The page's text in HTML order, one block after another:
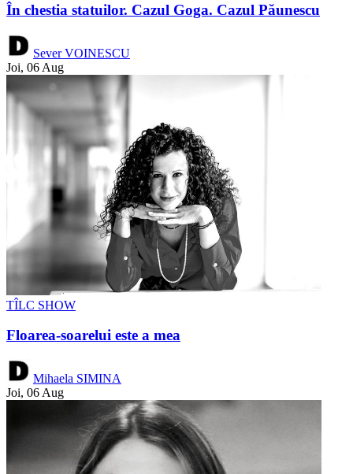
În chestia statuilor. Cazul Goga. Cazul Păunescu
Sever VOINESCU
Joi, 06 Aug
TÎLC SHOW
Floarea-soarelui este a mea
Mihaela SIMINA
Joi, 06 Aug